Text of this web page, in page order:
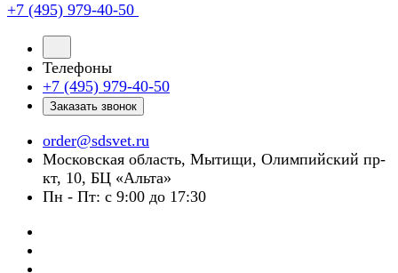
+7 (495) 979-40-50
Телефоны
+7 (495) 979-40-50
Заказать звонок
order@sdsvet.ru
Московская область, Мытищи, Олимпийский пр-
кт, 10, БЦ «Альта»
Пн - Пт: с 9:00 до 17:30